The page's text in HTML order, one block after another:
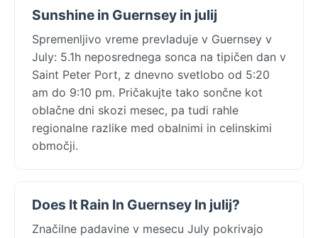
Sunshine in Guernsey in julij
Spremenljivo vreme prevladuje v Guernsey v
July: 5.1h neposrednega sonca na tipičen dan v
Saint Peter Port, z dnevno svetlobo od 5:20
am do 9:10 pm. Pričakujte tako sončne kot
oblačne dni skozi mesec, pa tudi rahle
regionalne razlike med obalnimi in celinskimi
območji.
Does It Rain In Guernsey In julij?
Značilne padavine v mesecu July pokrivajo